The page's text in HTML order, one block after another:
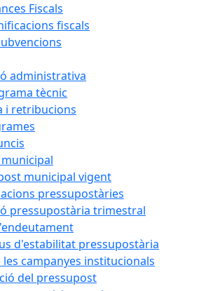
Fiscals
fiscals
administrativa
tècnic
i retribucions
municipal vigent
pressupostàries
pressupostària trimestral
d'estabilitat pressupostària
les campanyes institucionals
del pressupost